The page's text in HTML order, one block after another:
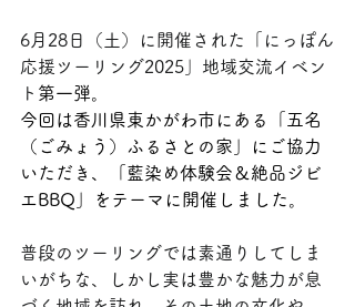
6月28日（土）に開催された「にっぽん
応援ツーリング2025」地域交流イベン
ト 第一弾。
今回は香川県東かがわ市にある「五名
（ごみょう）ふるさとの家」にご協力
いただき、「藍染め体験会＆絶品ジビ
エBBQ」をテーマに開催しました。
普段のツーリングでは素通りしてしま
いがちな、しかし実は豊かな魅力が息